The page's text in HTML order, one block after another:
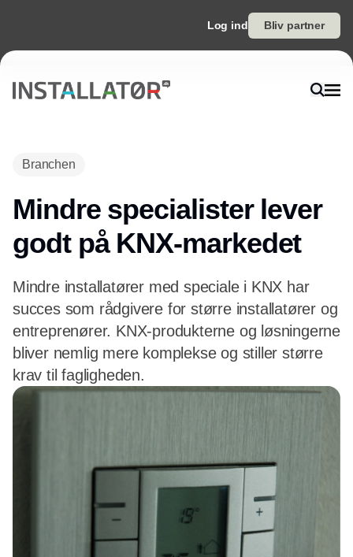
Log ind Bliv partner
Branchen
Mindre specialister lever
godt på KNX-markedet
Mindre installatører med speciale i KNX har
succes som rådgivere for større installatører og
entreprenører. KNX-produkterne og løsningerne
bliver nemlig mere komplekse og stiller større
krav til fagligheden.